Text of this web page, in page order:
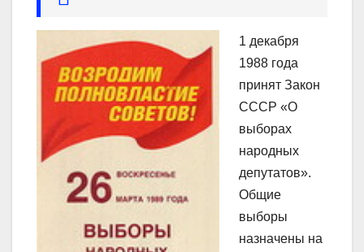
1 декабря
1988 года
принят Закон
СССР «О
выборах
народных
депутатов».
Общие
выборы
назначены на